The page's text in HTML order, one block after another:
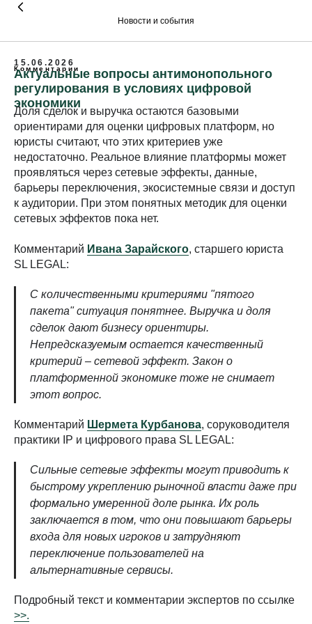
Новости и события
15.06.2026
Комментарии
Актуальные вопросы антимонопольного
регулирования в условиях цифровой
экономики
Доля сделок и выручка остаются базовыми
ориентирами для оценки цифровых платформ, но
юристы считают, что этих критериев уже
недостаточно. Реальное влияние платформы может
проявляться через сетевые эффекты, данные,
барьеры переключения, экосистемные связи и доступ
к аудитории. При этом понятных методик для оценки
сетевых эффектов пока нет.
Комментарий Ивана Зарайского, старшего юриста
SL LEGAL:
С количественными критериями "пятого
пакета" ситуация понятнее. Выручка и доля
сделок дают бизнесу ориентиры.
Непредсказуемым остается качественный
критерий – сетевой эффект. Закон о
платформенной экономике тоже не снимает
этот вопрос.
Комментарий Шермета Курбанова, соруководителя
практики IP и цифрового права SL LEGAL:
Сильные сетевые эффекты могут приводить к
быстрому укреплению рыночной власти даже при
формально умеренной доле рынка. Их роль
заключается в том, что они повышают барьеры
входа для новых игроков и затрудняют
переключение пользователей на
альтернативные сервисы.
Подробный текст и комментарии экспертов по ссылке
>>.